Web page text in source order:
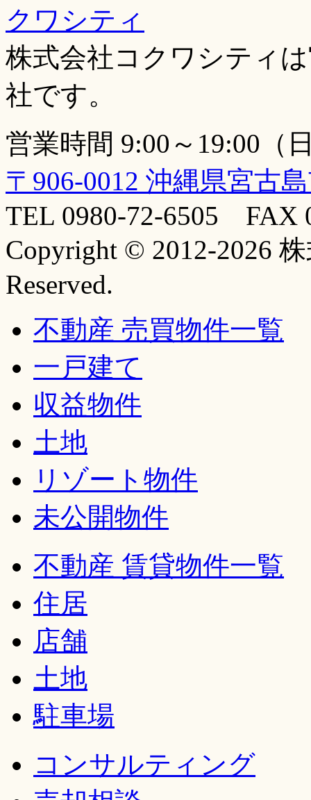
株式会社コクワシティ
社です。
営業時間 9:00～19:00（
〒906-0012 沖縄県宮古
TEL 0980-72-6505 FAX
Copyright © 2012-2026
Reserved.
不動産 売買物件一覧
一戸建て
収益物件
土地
リゾート物件
未公開物件
不動産 賃貸物件一覧
住居
店舗
土地
駐車場
コンサルティング